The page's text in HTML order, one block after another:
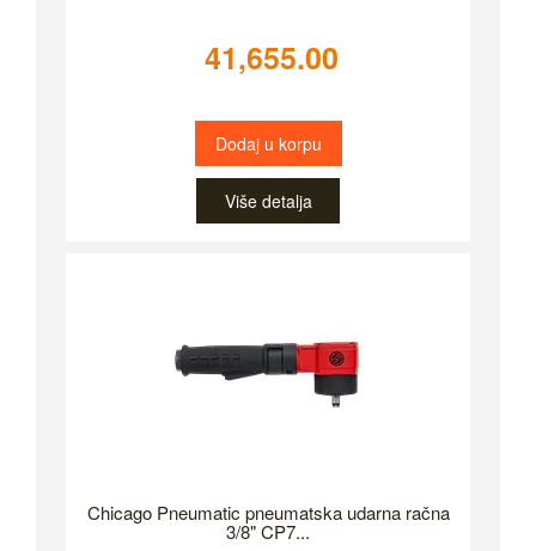
41,655.00
Dodaj u korpu
Više detalja
Chicago Pneumatic pneumatska udarna račna
3/8" CP7...